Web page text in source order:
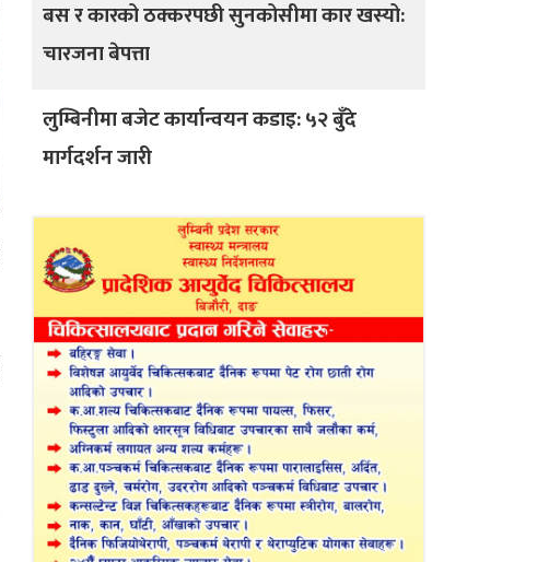
बस र कारको ठक्करपछी सुनकोसीमा कार खस्यो:
चारजना बेपत्ता
लुम्बिनीमा बजेट कार्यान्वयन कडाइ: ५२ बुँदे
मार्गदर्शन जारी